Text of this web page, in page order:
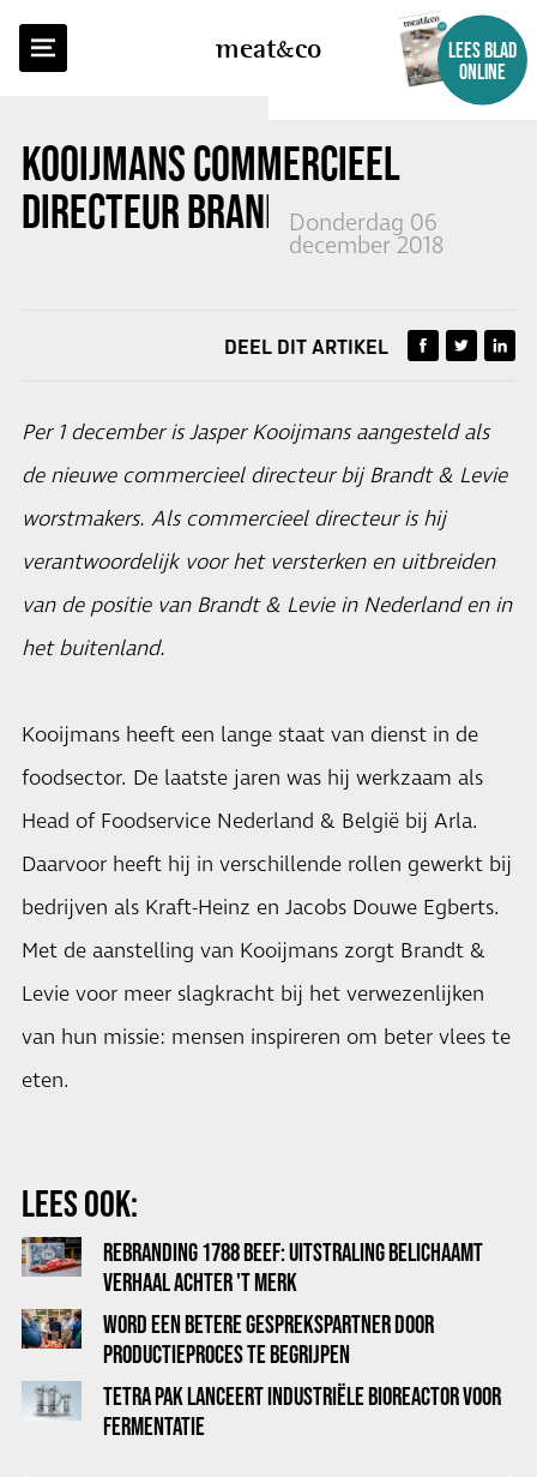
meatco
LEES BLAD
ONLINE
KOOIJMANS COMMERCIEEL
DIRECTEUR BRAND & LEVIE
Donderdag 06
december 2018
TERUG NAAR OVERZICHT
DEEL DIT ARTIKEL
Per 1 december is Jasper Kooijmans aangesteld als
de nieuwe commercieel directeur bij Brandt & Levie
worstmakers. Als commercieel directeur is hij
verantwoordelijk voor het versterken en uitbreiden
van de positie van Brandt & Levie in Nederland en in
het buitenland.
Kooijmans heeft een lange staat van dienst in de
foodsector. De laatste jaren was hij werkzaam als
Head of Foodservice Nederland & België bij Arla.
Daarvoor heeft hij in verschillende rollen gewerkt bij
bedrijven als Kraft-Heinz en Jacobs Douwe Egberts.
Met de aanstelling van Kooijmans zorgt Brandt &
Levie voor meer slagkracht bij het verwezenlijken
van hun missie: mensen inspireren om beter vlees te
eten.
LEES OOK:
REBRANDING 1788 BEEF: UITSTRALING BELICHAAMT
VERHAAL ACHTER 'T MERK
WORD EEN BETERE GESPREKSPARTNER DOOR
PRODUCTIEPROCES TE BEGRIJPEN
TETRA PAK LANCEERT INDUSTRIËLE BIOREACTOR VOOR
FERMENTATIE